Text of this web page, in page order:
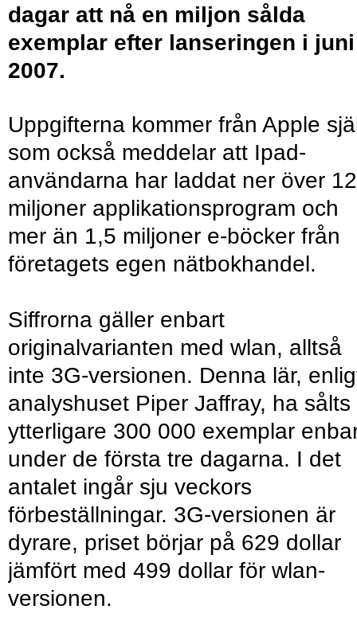
dagar att nå en miljon sålda
exemplar efter lanseringen i juni
2007.
Uppgifterna kommer från Apple
som också meddelar att Ipad-
användarna har laddat ner över 12
miljoner applikationsprogram och
mer än 1,5 miljoner e-böcker från
företagets egen nätbokhandel.
Siffrorna gäller enbart
originalvarianten med wlan, alltså
inte 3G-versionen. Denna lär,
analyshuset Piper Jaffray, ha sålts
ytterligare 300 000 exemplar
under de första tre dagarna. I det
antalet ingår sju veckors
förbeställningar. 3G-versionen är
dyrare, priset börjar på 629 dollar
jämfört med 499 dollar för wlan-
versionen.